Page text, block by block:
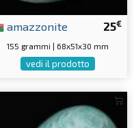
25€
amazzonite
155 grammi | 68x51x30 mm
vedi il prodotto